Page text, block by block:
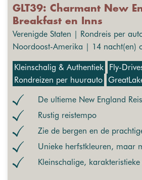
GLT39: Charmant New
Breakfast en Inns
Verenigde Staten | Rondreis per
Noordoost-Amerika | 14 nacht(en)
Kleinschalig & Authentiek
Fly-
Rondreizen per huurauto
De ultieme New England Reis
Rustig reistempo
Zie de bergen en de
Unieke herfstkleuren, maar
Kleinschalige,